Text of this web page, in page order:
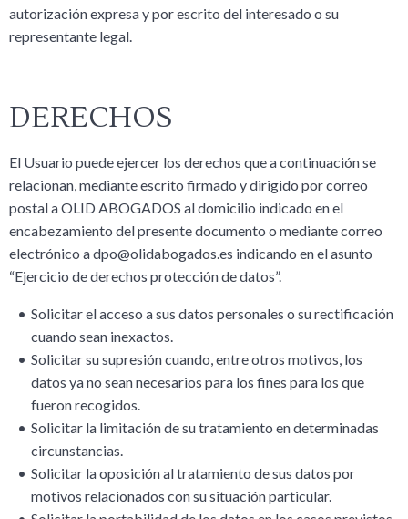
autorización expresa y por escrito del interesado o su
representante legal.
DERECHOS
El Usuario puede ejercer los derechos que a continuación se
relacionan, mediante escrito firmado y dirigido por correo
postal a OLID ABOGADOS al domicilio indicado en el
encabezamiento del presente documento o mediante correo
electrónico a dpo@olidabogados.es indicando en el asunto
“Ejercicio de derechos protección de datos”.
Solicitar el acceso a sus datos personales o su rectificación
cuando sean inexactos.
Solicitar su supresión cuando, entre otros motivos, los
datos ya no sean necesarios para los fines para los que
fueron recogidos.
Solicitar la limitación de su tratamiento en determinadas
circunstancias.
Solicitar la oposición al tratamiento de sus datos por
motivos relacionados con su situación particular.